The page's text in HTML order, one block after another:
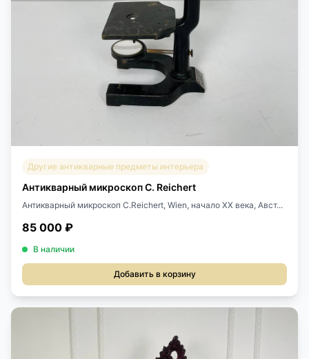
Другие антикварные предметы интерьера
Антикварный микроскоп C. Reichert
Антикварный микроскоп C.Reichert, Wien, начало XX века, Авст...
85 000 ₽
В наличии
Добавить в корзину